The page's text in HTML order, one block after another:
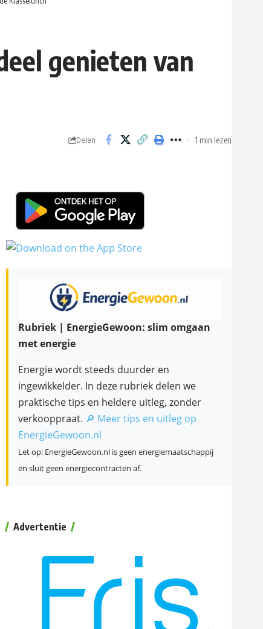
genieten van
Delen 1 min lezen
Rubriek | EnergieGewoon: slim omgaan
met energie
Energie wordt steeds duurder en
ingewikkelder. In deze rubriek delen we
praktische tips en heldere uitleg, zonder
verkooppraat. 🔎 Meer tips en uitleg op
EnergieGewoon.nl
Let op: EnergieGewoon.nl is geen energiemaatschappij
en sluit geen energiecontracten af.
Advertentie